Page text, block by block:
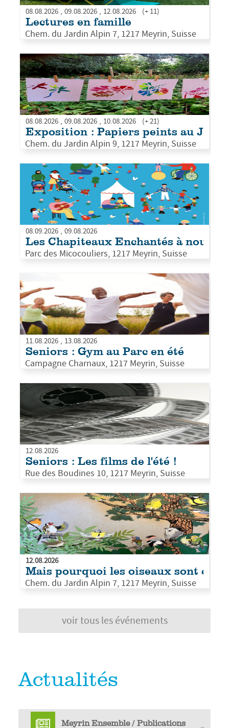
Lectures en famille
Chem. du Jardin Alpin 7, 1217 Meyrin, Suisse
08.08.2026 09.08.2026 12.08.2026 (+ 11)
PLUS D'INFOS
Exposition : Papiers peints au
Chem. du Jardin Alpin 9, 1217 Meyrin, Suisse
08.08.2026 09.08.2026 10.08.2026 (+ 21)
PLUS D'INFOS
Les Chapiteaux Enchantés à
Parc des Micocouliers, 1217 Meyrin, Suisse
08.09.2026 09.08.2026
PLUS D'INFOS
Seniors : Gym au Parc en été
Campagne Charnaux, 1217 Meyrin, Suisse
11.08.2026 13.08.2026
PLUS D'INFOS
Seniors : Les films de l'été !
Rue des Boudines 10, 1217 Meyrin, Suisse
12.08.2026
PLUS D'INFOS
Mais pourquoi les oiseaux sont
Chem. du Jardin Alpin 7, 1217 Meyrin, Suisse
12.08.2026
voir tous les événements
Actualités
Meyrin Ensemble / Publications